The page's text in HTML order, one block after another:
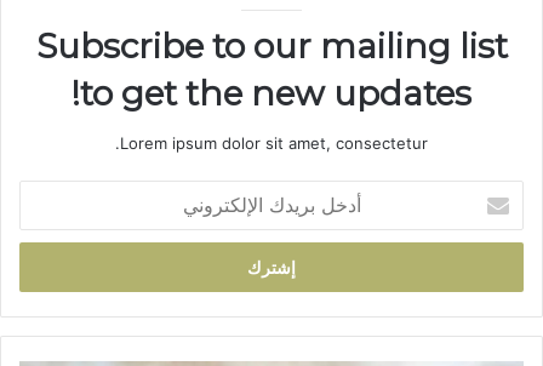
Subscribe to our mailing list
to get the new updates!
Lorem ipsum dolor sit amet, consectetur.
خ
ب
ر